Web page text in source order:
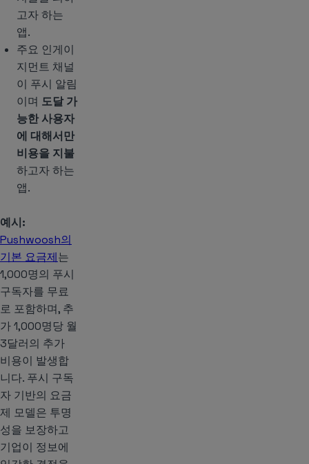
고자 하는
앱.
주요 인게이
지먼트 채널
이 푸시 알림
이며 도달 가
능한 사용자
에 대해서만
비용을 지불
하고자 하는
앱.
예시:
Pushwoosh의
기본 요금제는
1,000명의 푸시
구독자를 무료
로 포함하며, 추
가 1,000명당 월
3달러의 추가
비용이 발생합
니다. 푸시 구독
자 기반의 요금
제 모델은 투명
성을 보장하고
기업이 정보에